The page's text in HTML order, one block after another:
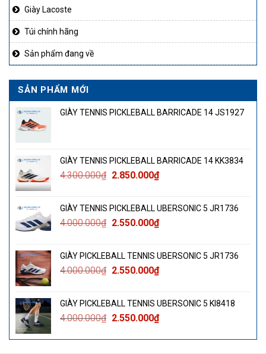
Giày Lacoste
Túi chính hãng
Sản phẩm đang về
SẢN PHẨM MỚI
GIÀY TENNIS PICKLEBALL BARRICADE 14 JS1927
GIÀY TENNIS PICKLEBALL BARRICADE 14 KK3834
4.300.000₫ Giá
4.300.000₫.
2.850.000₫Giá
là:
2.850.000₫.
GIÀY TENNIS PICKLEBALL UBERSONIC 5 JR1736
4.000.000₫ Giá
4.000.000₫.
2.550.000₫Giá
là:
2.550.000₫.
GIÀY PICKLEBALL TENNIS UBERSONIC 5 JR1736
4.000.000₫ Giá
4.000.000₫.
2.550.000₫Giá
là:
2.550.000₫.
GIÀY PICKLEBALL TENNIS UBERSONIC 5 KI8418
4.000.000₫ Giá
là:
2.550.000₫Giá
tại